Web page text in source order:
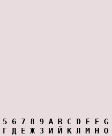
5 6 7 8 9 A B C D E F G
Г Д Е Ж З И Й К Л М Н О